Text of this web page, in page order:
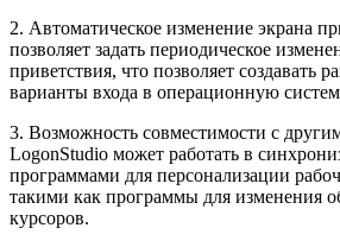
2. Автоматическое изменение экрана
позволяет задать периодическое
приветствия, что позволяет создавать
варианты входа в операционную
3. Возможность совместимости с
LogonStudio может работать в
программами для персонализации
такими как программы для изменения
курсоров.